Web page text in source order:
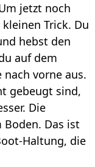
jetzt noch
Trick. Du
hebst den
auf dem
vorne aus.
gebeugt sind,
Die
Das ist
Haltung, die